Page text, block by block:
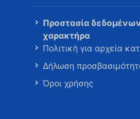
Προστασία
χαρακτήρα
Πολιτική για αρχεία
Δήλωση
Όροι χρήσης